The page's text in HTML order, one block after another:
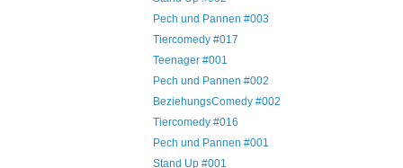
Pech und Pannen #003
Tiercomedy #017
Teenager #001
Pech und Pannen #002
BeziehungsComedy #002
Tiercomedy #016
Pech und Pannen #001
Stand Up #001